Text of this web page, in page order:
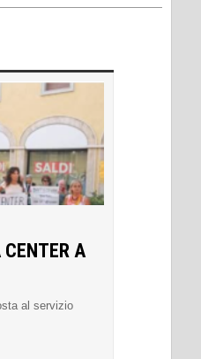
A
al servizio